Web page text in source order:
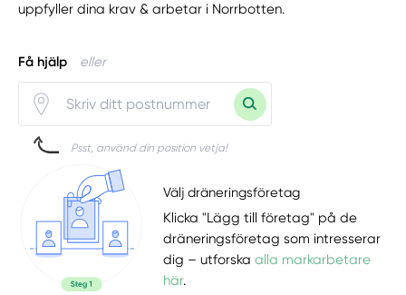
uppfyller dina krav & arbetar i Norrbotten.
Få hjälp eller
Psst, använd din position vetja!
Välj dräneringsföretag
Klicka "Lägg till företag" på de
dräneringsföretag som intresserar
dig – utforskaalla markarbetare
här.